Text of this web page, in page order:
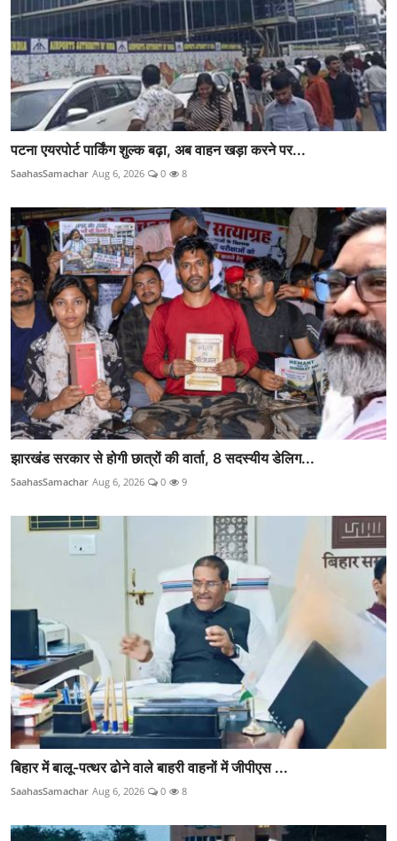
पटना एयरपोर्ट पार्किंग शुल्क बढ़ा, अब वाहन खड़ा करने पर...
SaahasSamachar Aug 6, 2026 0 8
झारखंड सरकार से होगी छात्रों की वार्ता, 8 सदस्यीय डेलिग...
SaahasSamachar Aug 6, 2026 0 9
बिहार में बालू-पत्थर ढोने वाले बाहरी वाहनों में जीपीएस ...
SaahasSamachar Aug 6, 2026 0 8